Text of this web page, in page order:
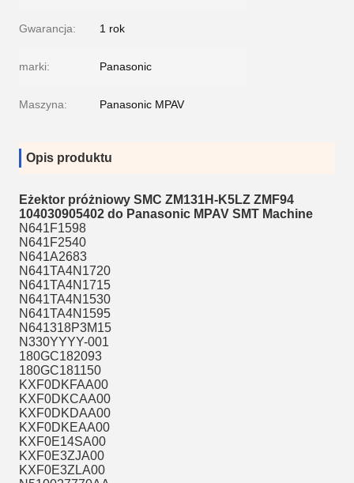
Gwarancja: 1 rok
marki: Panasonic
Maszyna: Panasonic MPAV
Opis produktu
Eżektor próżniowy SMC ZM131H-K5LZ ZMF94
104030905402 do Panasonic MPAV SMT Machine
N641F1598
N641F2540
N641A2683
N641TA4N1720
N641TA4N1715
N641TA4N1530
N641TA4N1595
N641318P3M15
N330YYYY-001
180GC182093
180GC181150
KXF0DKFAA00
KXF0DKCAA00
KXF0DKDAA00
KXF0DKEAA00
KXF0E14SA00
KXF0E3ZJA00
KXF0E3ZLA00